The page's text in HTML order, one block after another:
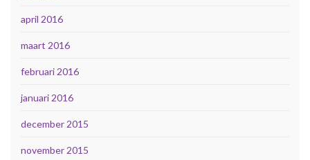
april 2016
maart 2016
februari 2016
januari 2016
december 2015
november 2015